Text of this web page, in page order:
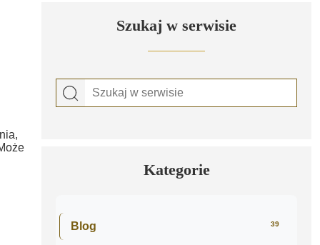
Szukaj w serwisie
Kategorie
Blog 39